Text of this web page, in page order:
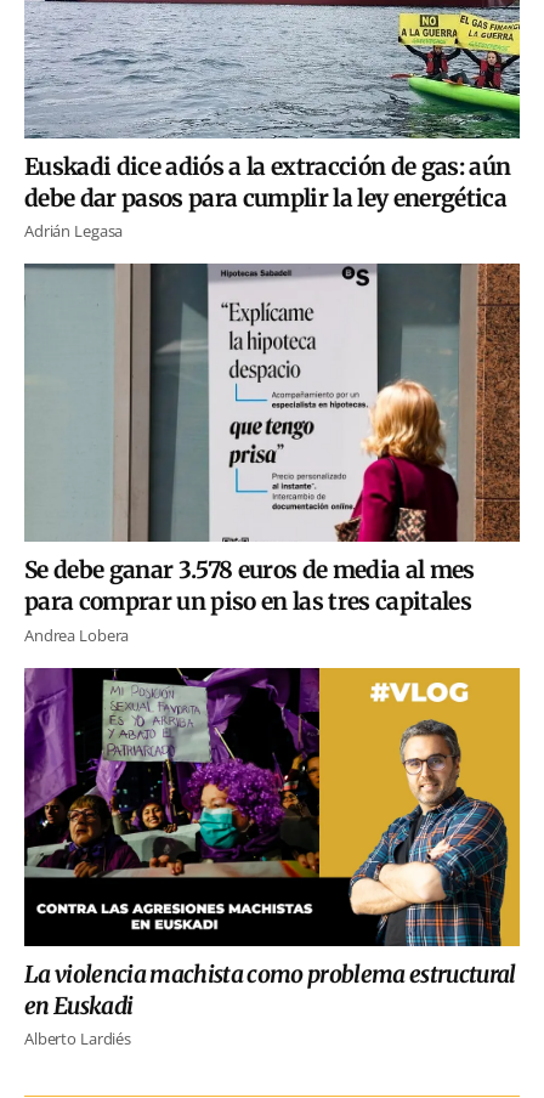
Euskadi dice adiós a la extracción de gas: aún
debe dar pasos para cumplir la ley energética
Adrián Legasa
Se debe ganar 3.578 euros de media al mes
para comprar un piso en las tres capitales
Andrea Lobera
La violencia machista como problema estructural
en Euskadi
Alberto Lardiés